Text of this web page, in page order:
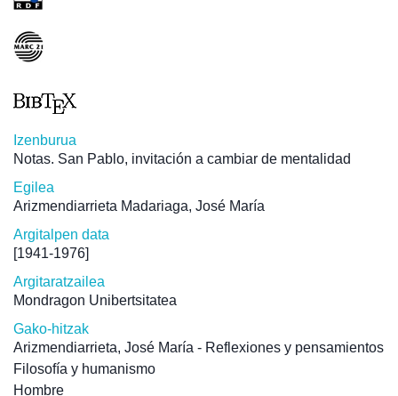
Izenburua
Notas. San Pablo, invitación a cambiar de mentalidad
Egilea
Arizmendiarrieta Madariaga, José María
Argitalpen data
[1941-1976]
Argitaratzailea
Mondragon Unibertsitatea
Gako-hitzak
Arizmendiarrieta, José María - Reflexiones y pensamientos
Filosofía y humanismo
Hombre